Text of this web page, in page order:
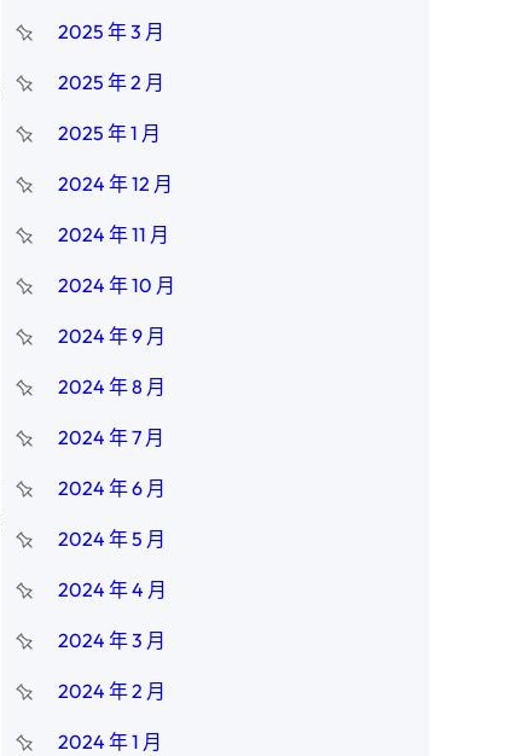
2025 年 3 月
2025 年 2 月
2025 年 1 月
2024 年 12 月
2024 年 11 月
2024 年 10 月
2024 年 9 月
2024 年 8 月
2024 年 7 月
2024 年 6 月
2024 年 5 月
2024 年 4 月
2024 年 3 月
2024 年 2 月
2024 年 1 月